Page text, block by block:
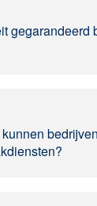
gegarandeerd